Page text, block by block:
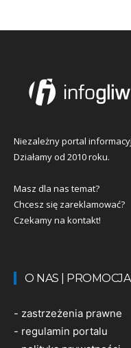
Niezależny portal
Działamy od 2010 roku.
Masz dla nas temat?
Chcesz się zareklamować?
Czekamy na kontakt!
O NAS | PROMOCJA
- zastrzeżenia prawne
- regulamin portalu